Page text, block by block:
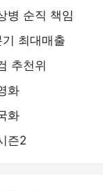
병 순직 책임
최대매출
추천위
화
화
즌2